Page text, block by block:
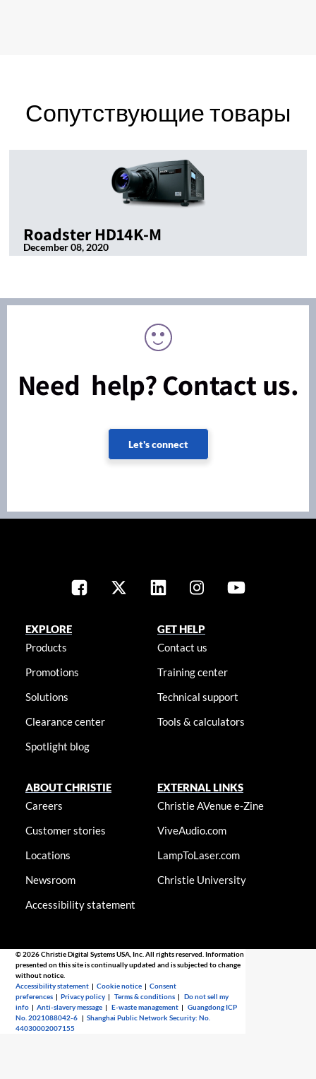
Сопутствующие товары
Roadster HD14K-M
December 08, 2020
Need help? Contact us.
Let's connect
EXPLORE
Products
Promotions
Solutions
Clearance center
Spotlight blog
GET HELP
Contact us
Training center
Technical support
Tools & calculators
ABOUT CHRISTIE
Careers
Customer stories
Locations
Newsroom
Accessibility statement
EXTERNAL LINKS
Christie AVenue e-Zine
ViveAudio.com
LampToLaser.com
Christie University
© 2026 Christie Digital Systems USA, Inc. All rights reserved. Information
presented on this site is continually updated and is subjected to change
without notice.
Accessibility statement |Cookie notice |Consent
preferences |Privacy policy |Terms & conditions |Do not sell my
info |Anti-slavery message |E-waste management |Guangdong ICP
No. 2021088042-6 |Shanghai Public Network Security: No.
44030002007155